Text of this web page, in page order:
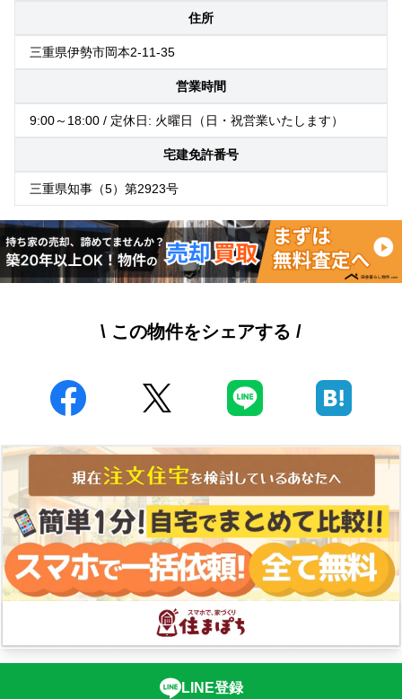
住所
三重県伊勢市岡本2-11-35
営業時間
9:00～18:00 / 定休日: 火曜日（日・祝営業いたします）
宅建免許番号
三重県知事（5）第2923号
\ この物件をシェアする /
LINE登録